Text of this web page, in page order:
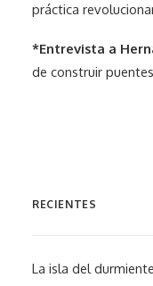
práctica
*Entrevista a
de construir
RECIENTES
La isla del durmiente